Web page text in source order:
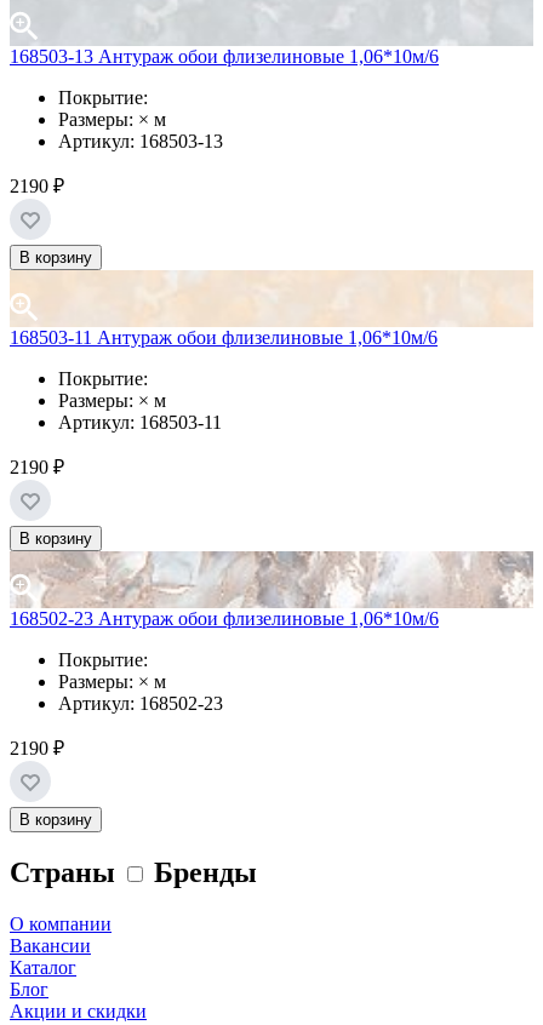
168503-13 Антураж обои флизелиновые 1,06*10м/6
Покрытие:
Размеры: × м
Артикул: 168503-13
2190 ₽
В корзину
168503-11 Антураж обои флизелиновые 1,06*10м/6
Покрытие:
Размеры: × м
Артикул: 168503-11
2190 ₽
В корзину
168502-23 Антураж обои флизелиновые 1,06*10м/6
Покрытие:
Размеры: × м
Артикул: 168502-23
2190 ₽
В корзину
Страны Бренды
О компании
Вакансии
Каталог
Блог
Акции и скидки